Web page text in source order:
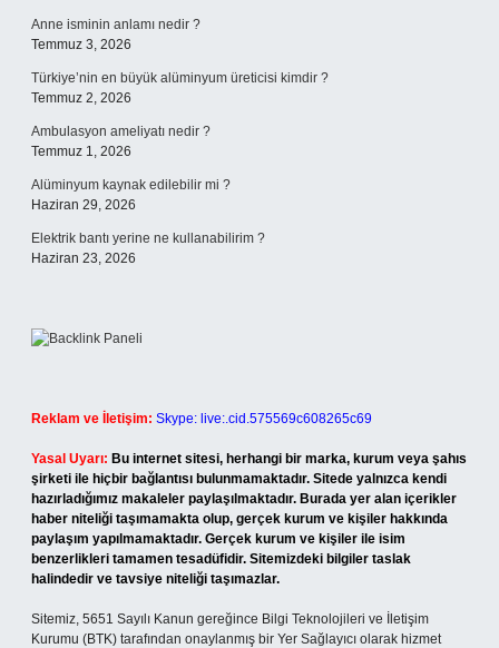
Anne isminin anlamı nedir ?
Temmuz 3, 2026
Türkiye’nin en büyük alüminyum üreticisi kimdir ?
Temmuz 2, 2026
Ambulasyon ameliyatı nedir ?
Temmuz 1, 2026
Alüminyum kaynak edilebilir mi ?
Haziran 29, 2026
Elektrik bantı yerine ne kullanabilirim ?
Haziran 23, 2026
Reklam ve İletişim: Skype: live:.cid.575569c608265c69
Yasal Uyarı: Bu internet sitesi, herhangi bir marka, kurum veya şahıs
şirketi ile hiçbir bağlantısı bulunmamaktadır. Sitede yalnızca kendi
hazırladığımız makaleler paylaşılmaktadır. Burada yer alan içerikler
haber niteliği taşımamakta olup, gerçek kurum ve kişiler hakkında
paylaşım yapılmamaktadır. Gerçek kurum ve kişiler ile isim
benzerlikleri tamamen tesadüfidir. Sitemizdeki bilgiler taslak
halindedir ve tavsiye niteliği taşımazlar.
Sitemiz, 5651 Sayılı Kanun gereğince Bilgi Teknolojileri ve İletişim
Kurumu (BTK) tarafından onaylanmış bir Yer Sağlayıcı olarak hizmet